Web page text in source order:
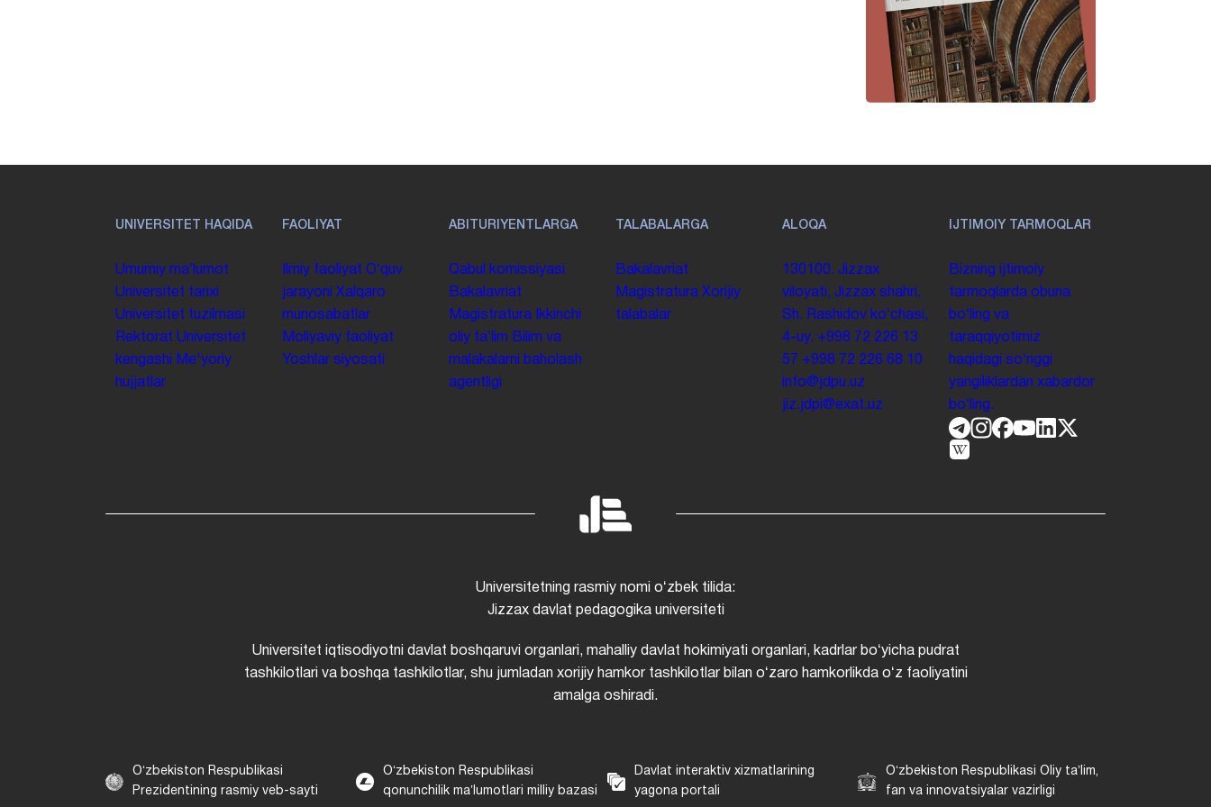
UNIVERSITET HAQIDA
Umumiy maʼlumot
Universitet tarixi
Universitet tuzilmasi
Rektorat Universitet
kengashi
Me'yoriy
hujjatlar
FAOLIYAT
Ilmiy faoliyat Oʻquv
jarayoni Xalqaro
munosabatlar
Moliyaviy faoliyat
Yoshlar siyosati
ABITURIYENTLARGA
Qabul komissiyasi
Bakalavriat
Magistratura
Ikkinchi
oliy taʼlim Bilim va
malakalarni baholash
agentligi
TALABALARGA
Bakalavriat
Magistratura Xorijiy
talabalar
ALOQA
130100. Jizzax
viloyati, Jizzax shahri,
Sh. Rashidov koʻchasi,
4-uy. +998 72 226 13
57 +998 72 226 68 10
info@jdpu.uz
jiz.jdpi@exat.uz
IJTIMOIY TARMOQLAR
Bizning ijtimoiy
tarmoqlarda obuna
boʻling va
taraqqiyotimiz
haqidagi soʻnggi
yangiliklardan xabardor
boʻling.
Universitetning rasmiy nomi oʻzbek tilida:
Jizzax davlat pedagogika universiteti
Universitet iqtisodiyotni davlat boshqaruvi organlari, mahalliy davlat hokimiyati organlari, kadrlar boʻyicha pudrat
tashkilotlari va boshqa tashkilotlar, shu jumladan xorijiy hamkor tashkilotlar bilan oʻzaro hamkorlikda oʻz faoliyatini
amalga oshiradi.
Oʻzbekiston Respublikasi
Prezidentining rasmiy veb-sayti
Oʻzbekiston Respublikasi
qonunchilik maʼlumotlari milliy bazasi
Davlat interaktiv xizmatlarining
yagona portali
Oʻzbekiston Respublikasi Oliy taʼlim,
fan va innovatsiyalar vazirligi